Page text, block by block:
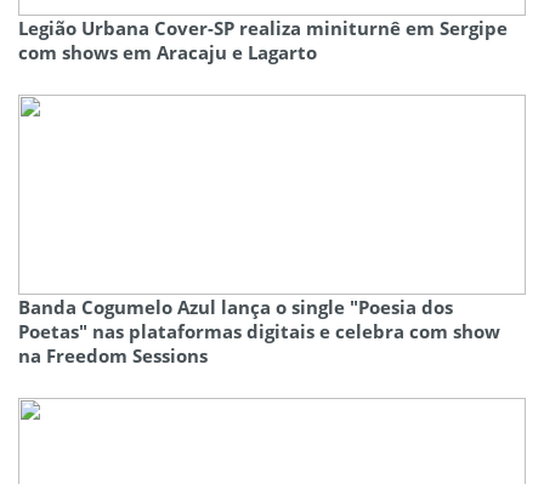
Legião Urbana Cover-SP realiza miniturnê em Sergipe
com shows em Aracaju e Lagarto
Banda Cogumelo Azul lança o single "Poesia dos
Poetas" nas plataformas digitais e celebra com show
na Freedom Sessions